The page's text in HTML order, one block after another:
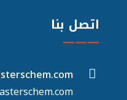
اتصل بنا
———